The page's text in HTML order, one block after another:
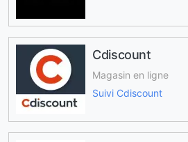
Cdiscount
Magasin en ligne
Suivi Cdiscount